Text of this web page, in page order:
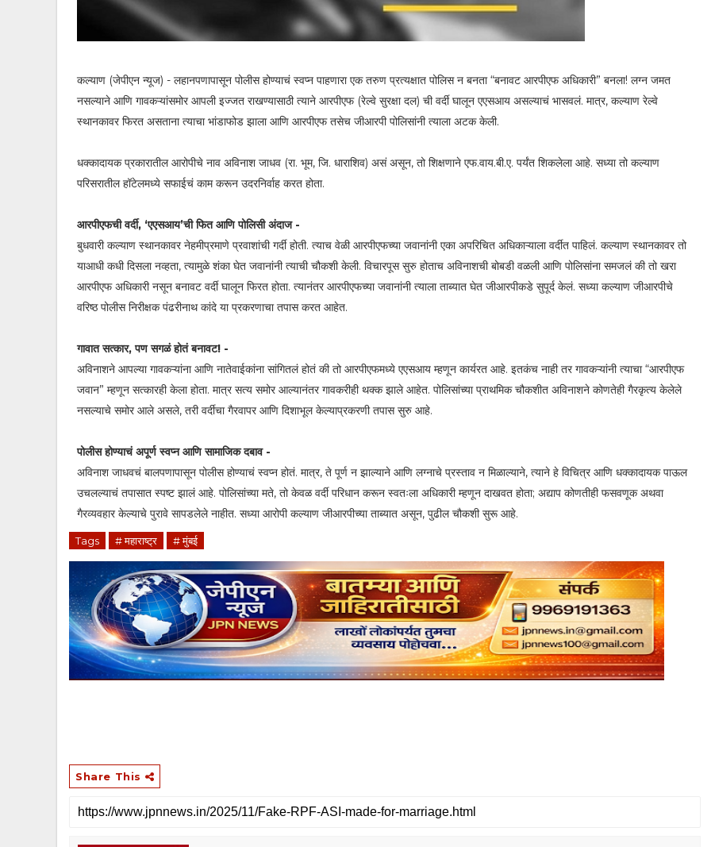
कल्याण (जेपीएन न्यूज) - लहानपणापासून पोलीस होण्याचं स्वप्न पाहणारा एक तरुण प्रत्यक्षात पोलिस न बनता “बनावट आरपीएफ अधिकारी” बनला! लग्न जमत
नसल्याने आणि गावकऱ्यांसमोर आपली इज्जत राखण्यासाठी त्याने आरपीएफ (रेल्वे सुरक्षा दल) ची वर्दी घालून एएसआय असल्याचं भासवलं. मात्र, कल्याण रेल्वे
स्थानकावर फिरत असताना त्याचा भांडाफोड झाला आणि आरपीएफ तसेच जीआरपी पोलिसांनी त्याला अटक केली.
धक्कादायक प्रकारातील आरोपीचे नाव अविनाश जाधव (रा. भूम, जि. धाराशिव) असं असून, तो शिक्षणाने एफ.वाय.बी.ए. पर्यंत शिकलेला आहे. सध्या तो कल्याण
परिसरातील हॉटेलमध्ये सफाईचं काम करून उदरनिर्वाह करत होता.
आरपीएफची वर्दी, ‘एएसआय’ची फित आणि पोलिसी अंदाज -
बुधवारी कल्याण स्थानकावर नेहमीप्रमाणे प्रवाशांची गर्दी होती. त्याच वेळी आरपीएफच्या जवानांनी एका अपरिचित अधिकाऱ्याला वर्दीत पाहिलं. कल्याण स्थानकावर तो
याआधी कधी दिसला नव्हता, त्यामुळे शंका घेत जवानांनी त्याची चौकशी केली. विचारपूस सुरु होताच अविनाशची बोबडी वळली आणि पोलिसांना समजलं की तो खरा
आरपीएफ अधिकारी नसून बनावट वर्दी घालून फिरत होता. त्यानंतर आरपीएफच्या जवानांनी त्याला ताब्यात घेत जीआरपीकडे सुपूर्द केलं. सध्या कल्याण जीआरपीचे
वरिष्ठ पोलीस निरीक्षक पंढरीनाथ कांदे या प्रकरणाचा तपास करत आहेत.
गावात सत्कार, पण सगळं होतं बनावट! -
अविनाशने आपल्या गावकऱ्यांना आणि नातेवाईकांना सांगितलं होतं की तो आरपीएफमध्ये एएसआय म्हणून कार्यरत आहे. इतकंच नाही तर गावकऱ्यांनी त्याचा “आरपीएफ
जवान” म्हणून सत्कारही केला होता. मात्र सत्य समोर आल्यानंतर गावकरीही थक्क झाले आहेत. पोलिसांच्या प्राथमिक चौकशीत अविनाशने कोणतेही गैरकृत्य केलेले
नसल्याचे समोर आले असले, तरी वर्दीचा गैरवापर आणि दिशाभूल केल्याप्रकरणी तपास सुरु आहे.
पोलीस होण्याचं अपूर्ण स्वप्न आणि सामाजिक दबाव -
अविनाश जाधवचं बालपणापासून पोलीस होण्याचं स्वप्न होतं. मात्र, ते पूर्ण न झाल्याने आणि लग्नाचे प्रस्ताव न मिळाल्याने, त्याने हे विचित्र आणि धक्कादायक पाऊल
उचलल्याचं तपासात स्पष्ट झालं आहे. पोलिसांच्या मते, तो केवळ वर्दी परिधान करून स्वतःला अधिकारी म्हणून दाखवत होता; अद्याप कोणतीही फसवणूक अथवा
गैरव्यवहार केल्याचे पुरावे सापडलेले नाहीत. सध्या आरोपी कल्याण जीआरपीच्या ताब्यात असून, पुढील चौकशी सुरू आहे.
Tags # महाराष्ट्र # मुंबई
Share This